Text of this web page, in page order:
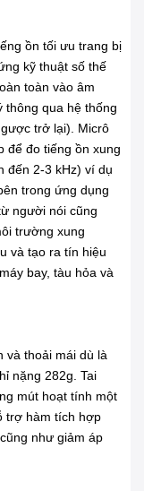
ồn tối ưu trang bị
kỹ thuật số thế
toàn vào âm
thông qua hệ thống
trở lại). Micrô
để đo tiếng ồn xung
đến 2-3 kHz) ví dụ
trong ứng dụng
người nói cũng
trường xung
và tạo ra tín hiệu
bay, tàu hỏa và
và thoải mái dù là
nặng 282g. Tai
mút hoạt tính một
trợ hàm tích hợp
như giảm áp